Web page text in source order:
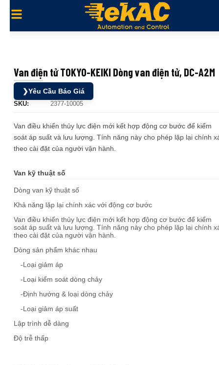
Van điện tử TOKYO-KEIKI Dòng van điện tử, DC-A2M
❯Yêu Cầu Báo Giá
SKU: 2377-10005
Van điều khiển thủy lực điện mới kết hợp động cơ bước để kiểm
soát áp suất và lưu lượng. Tính năng này cho phép lặp lại chính
theo cài đặt của người vận hành.
Van kỹ thuật số
Dòng van kỹ thuật số
Khả năng lặp lại chính xác với động cơ bước
Van điều khiển thủy lực điện mới kết hợp động cơ bước để kiểm
soát áp suất và lưu lượng. Tính năng này cho phép lặp lại chính
theo cài đặt của người vận hành.
Dòng sản phẩm khác nhau
-Loại giảm áp
-Loại kiểm soát dòng chảy
-Định hướng & loại dòng chảy
-Loại giảm áp suất
Lập trình dễ dàng
Độ trễ thấp